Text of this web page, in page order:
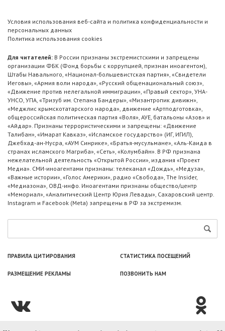
Условия использования веб-сайта и политика конфиденциальности и
персональных данных
Политика использования cookies
Для читателей: В России признаны экстремистскими и запрещены
организации ФБК (Фонд борьбы с коррупцией, признан иноагентом),
Штабы Навального, «Национал-большевистская партия», «Свидетели
Иеговы», «Армия воли народа», «Русский общенациональный союз»,
«Движение против нелегальной иммиграции», «Правый сектор», УНА-
УНСО, УПА, «Тризуб им. Степана Бандеры», «Мизантропик дивижн»,
«Меджлис крымскотатарского народа», движение «Артподготовка»,
общероссийская политическая партия «Воля», АУЕ, батальоны «Азов» и
«Айдар». Признаны террористическими и запрещены: «Движение
Талибан», «Имарат Кавказ», «Исламское государство» (ИГ, ИГИЛ),
Джебхад-ан-Нусра, «АУМ Синрике», «Братья-мусульмане», «Аль-Каида в
странах исламского Магриба», «Сеть», «Колумбайн». В РФ признана
нежелательной деятельность «Открытой России», издания «Проект
Медиа». СМИ-иноагентами признаны: телеканал «Дождь», «Медуза»,
«Важные истории», «Голос Америки», радио «Свобода», The Insider,
«Медиазона», ОВД-инфо. Иноагентами признаны общество/центр
«Мемориал», «Аналитический Центр Юрия Левады», Сахаровский центр.
Instagram и Facebook (Metа) запрещены в РФ за экстремизм.
ПРАВИЛА ЦИТИРОВАНИЯ СТАТИСТИКА ПОСЕЩЕНИЙ
РАЗМЕЩЕНИЕ РЕКЛАМЫ ПОЗВОНИТЬ НАМ